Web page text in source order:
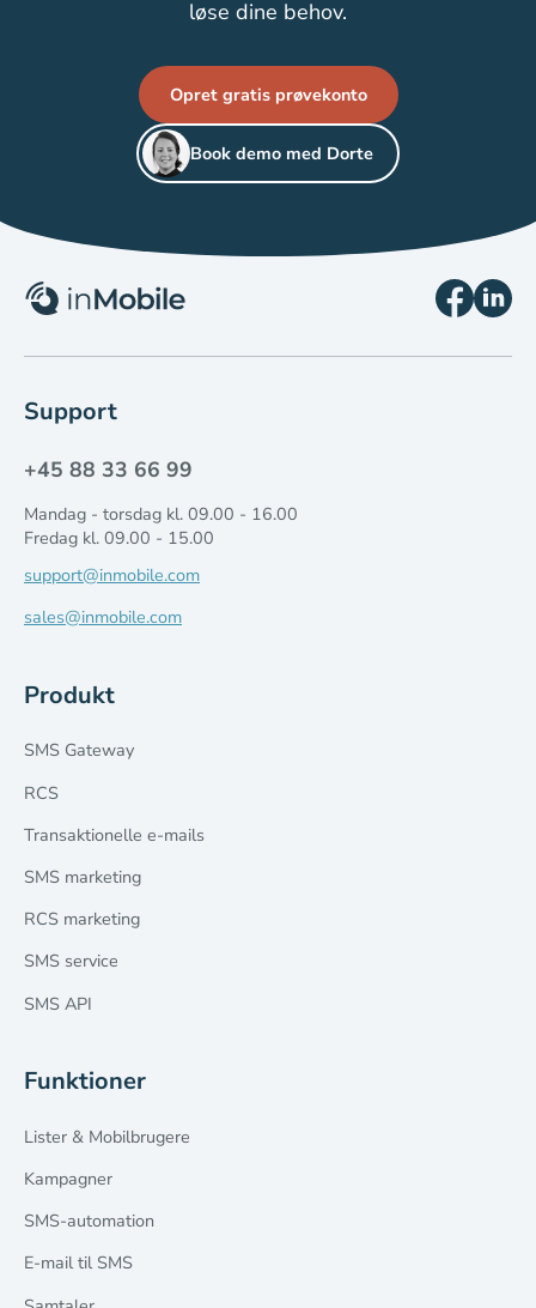
løse dine behov.
Opret gratis prøvekonto
Book demo med Dorte
Support
+45 88 33 66 99
Mandag - torsdag kl. 09.00 - 16.00
Fredag kl. 09.00 - 15.00
support@inmobile.com
sales@inmobile.com
Produkt
SMS Gateway
RCS
Transaktionelle e-mails
SMS marketing
RCS marketing
SMS service
SMS API
Funktioner
Lister & Mobilbrugere
Kampagner
SMS-automation
E-mail til SMS